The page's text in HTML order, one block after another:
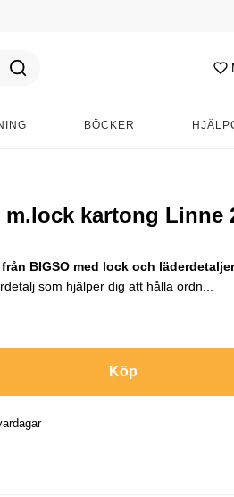
BÖCKER
kartong Linne
BIGSO med lock och
som hjälper dig att hålla ordn...
Köp